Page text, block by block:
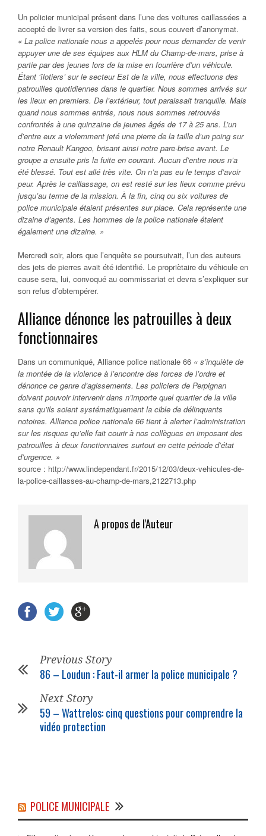
Un policier municipal présent dans l’une des voitures caillassées a
accepté de livrer sa version des faits, sous couvert d’anonymat.
« La police nationale nous a appelés pour nous demander de venir
appuyer une de ses équipes aux HLM du Champ-de-mars, prise à
partie par des jeunes lors de la mise en fourrière d’un véhicule.
Étant ‘îlotiers’ sur le secteur Est de la ville, nous effectuons des
patrouilles quotidiennes dans le quartier. Nous sommes arrivés sur
les lieux en premiers. De l’extérieur, tout paraissait tranquille. Mais
quand nous sommes entrés, nous nous sommes retrouvés
confrontés à une quinzaine de jeunes âgés de 17 à 25 ans. L’un
d’entre eux a violemment jeté une pierre de la taille d’un poing sur
notre Renault Kangoo, brisant ainsi notre pare-brise avant. Le
groupe a ensuite pris la fuite en courant. Aucun d’entre nous n’a
été blessé. Tout est allé très vite. On n’a pas eu le temps d’avoir
peur. Après le caillassage, on est resté sur les lieux comme prévu
jusqu’au terme de la mission. À la fin, cinq ou six voitures de
police municipale étaient présentes sur place. Cela représente une
dizaine d’agents. Les hommes de la police nationale étaient
également une dizaine. »
Mercredi soir, alors que l’enquête se poursuivait, l’un des auteurs
des jets de pierres avait été identifié. Le propriètaire du véhicule en
cause sera, lui, convoqué au commissariat et devra s’expliquer sur
son refus d’obtempérer.
Alliance dénonce les patrouilles à deux
fonctionnaires
Dans un communiqué, Alliance police nationale 66 « s’inquiète de
la montée de la violence à l’encontre des forces de l’ordre et
dénonce ce genre d’agissements. Les policiers de Perpignan
doivent pouvoir intervenir dans n’importe quel quartier de la ville
sans qu’ils soient systématiquement la cible de délinquants
notoires. Alliance police nationale 66 tient à alerter l’administration
sur les risques qu’elle fait courir à nos collègues en imposant des
patrouilles à deux fonctionnaires surtout en cette période d’état
d’urgence. »
source : http://www.lindependant.fr/2015/12/03/deux-vehicules-de-
la-police-caillasses-au-champ-de-mars,2122713.php
A propos de l'Auteur
Previous Story
86 – Loudun : Faut-il armer la police municipale ?
Next Story
59 – Wattrelos: cinq questions pour comprendre la
vidéo protection
POLICE MUNICIPALE